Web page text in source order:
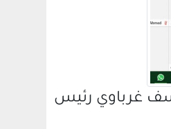
غرباوي رئيس